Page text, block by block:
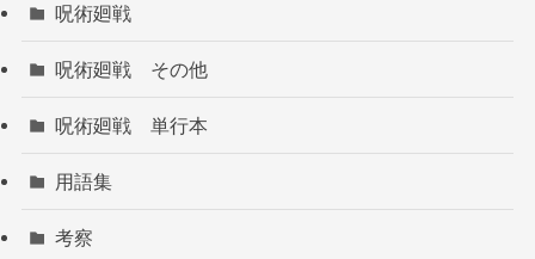
呪術廻戦
呪術廻戦 その他
呪術廻戦 単行本
用語集
考察